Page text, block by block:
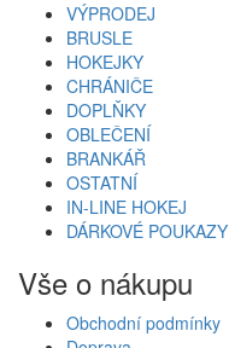
VÝPRODEJ
BRUSLE
HOKEJKY
CHRÁNIČE
DOPLŇKY
OBLEČENÍ
BRANKÁŘ
OSTATNÍ
IN-LINE HOKEJ
DÁRKOVÉ POUKAZY
Vše o nákupu
Obchodní podmínky